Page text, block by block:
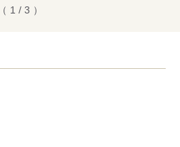
（ 1 / 3 ）